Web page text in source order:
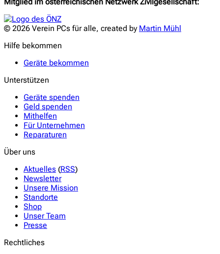
© 2026 Verein PCs für alle, created by Martin Mühl
Hilfe bekommen
Geräte bekommen
Unterstützen
Geräte spenden
Geld spenden
Mithelfen
Für Unternehmen
Reparaturen
Über uns
Aktuelles (RSS)
Newsletter
Unsere Mission
Standorte
Shop
Unser Team
Presse
Rechtliches